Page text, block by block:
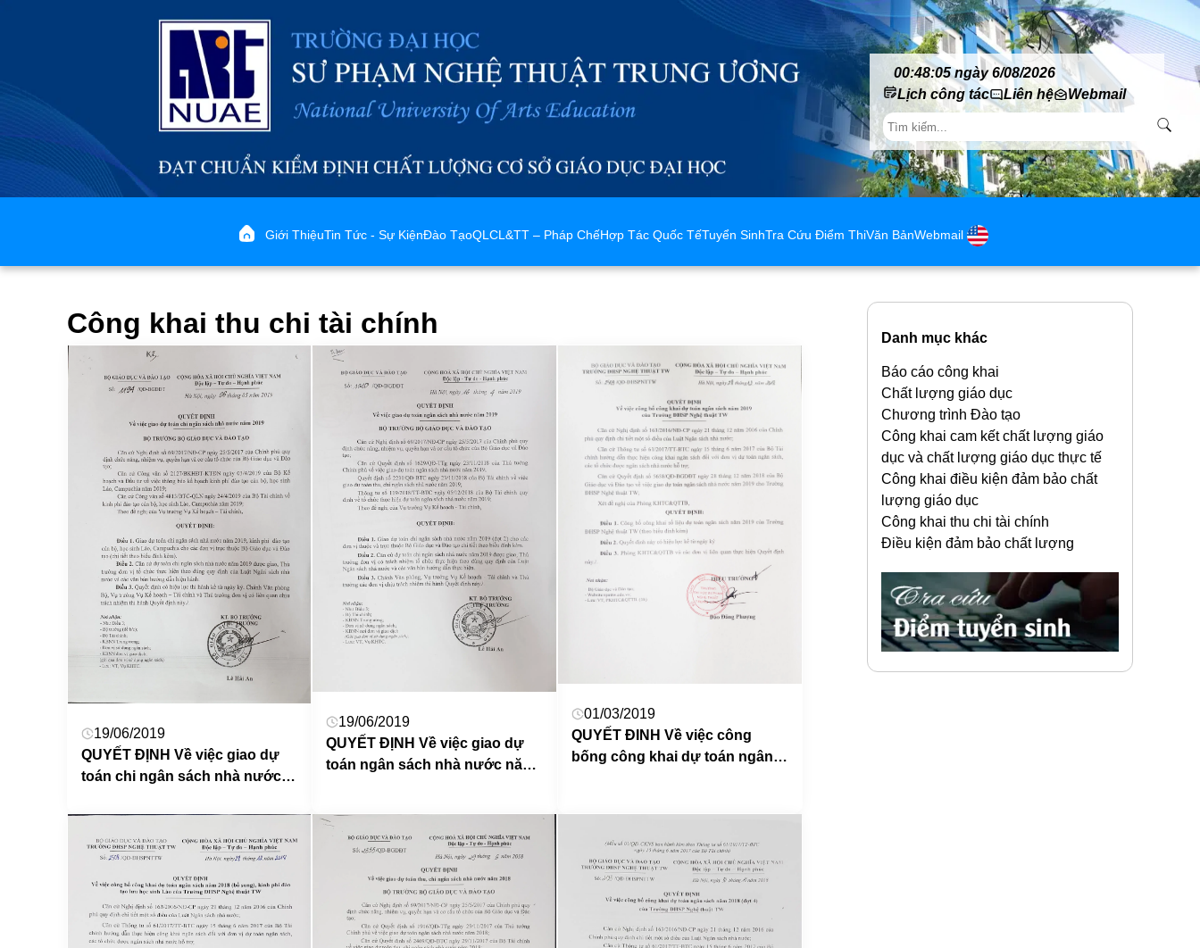
00:48:06 ngày 6/08/2026
Lịch công tác
Liên hệ Webmail
Giới ThiệuTin Tức - Sự KiệnĐào TạoQLCL&TT – Pháp ChếHợp Tác Quốc TếTuyển SinhTra Cứu Điểm ThiVăn BảnWebmail
Công khai thu chi tài chính
19/06/2019
QUYẾT ĐỊNH Về việc giao dự
toán chi ngân sách nhà nước
19/06/2019
QUYẾT ĐỊNH Về việc giao dự
toán ngân sách nhà nước năm
01/03/2019
QUYẾT ĐINH Về việc công
bống công khai dự toán ngân
Danh mục khác
Báo cáo công khai
Chất lượng giáo dục
Chương trình Đào tạo
Công khai cam kết chất lượng giáo
dục và chất lượng giáo dục thực tế
Công khai điều kiện đảm bảo chất
lượng giáo dục
Công khai thu chi tài chính
Điều kiện đảm bảo chất lượng